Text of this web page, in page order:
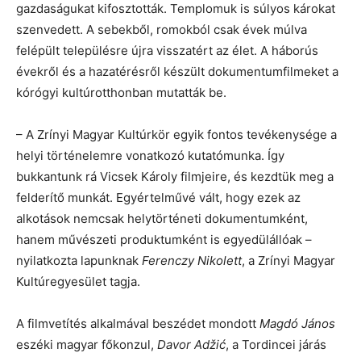
gazdaságukat kifosztották. Templomuk is súlyos károkat
szenvedett. A sebekből, romokból csak évek múlva
felépült településre újra visszatért az élet. A háborús
évekről és a hazatérésről készült dokumentumfilmeket a
kórógyi kultúrotthonban mutatták be.
– A Zrínyi Magyar Kultúrkör egyik fontos tevékenysége a
helyi történelemre vonatkozó kutatómunka. Így
bukkantunk rá Vicsek Károly filmjeire, és kezdtük meg a
felderítő munkát. Egyértelművé vált, hogy ezek az
alkotások nemcsak helytörténeti dokumentumként,
hanem művészeti produktumként is egyedülállóak –
nyilatkozta lapunknak Ferenczy Nikolett, a Zrínyi Magyar
Kultúregyesület tagja.
A filmvetítés alkalmával beszédet mondott Magdó János
eszéki magyar főkonzul, Davor Adžić, a Tordincei járás